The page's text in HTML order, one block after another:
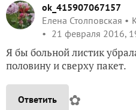
ok_415907067157
Елена Столповская
21 февраля 2016,
Я бы больной листик
половину и сверху пакет.
Ответить ✿